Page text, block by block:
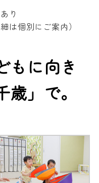
り
は個別にご案内）
もに向き
」で。